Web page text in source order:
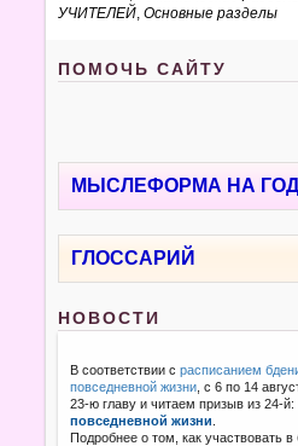
УЧИТЕЛЕЙ ,Основные разделы
ПОМОЧЬ САЙТУ
МЫСЛЕФОРМА НА
ГЛОССАРИЙ
НОВОСТИ
В соответствии срасписанием
повседневной жизни , с 6 по 14
23-ю главу и читаем призыв из 24-й:
повседневной жизни
Подробнее о том, как участвовать